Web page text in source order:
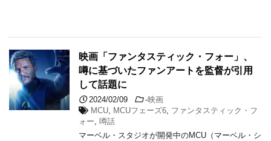
映画「ファンタスティック・フォー」、
噂に基づいたファンアートを監督が引用
して話題に
2024/02/09 -映画
MCU
MCUフェーズ6
ファンタスティック・フ
ォー
噂話
マーベル・スタジオが開発中のMCU（マーベル・シ